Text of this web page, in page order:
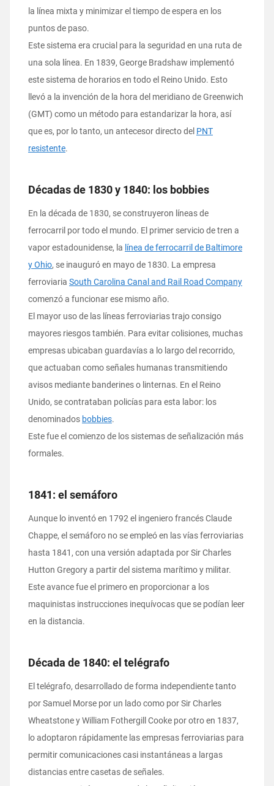
la línea mixta y minimizar el tiempo de espera en los
puntos de paso.
Este sistema era crucial para la seguridad en una ruta de
una sola línea. En 1839, George Bradshaw implementó
este sistema de horarios en todo el Reino Unido. Esto
llevó a la invención de la hora del meridiano de Greenwich
(GMT) como un método para estandarizar la hora, así
que es, por lo tanto, un antecesor directo del PNT
resistente.
Décadas de 1830 y 1840: los bobbies
En la década de 1830, se construyeron líneas de
ferrocarril por todo el mundo. El primer servicio de tren a
vapor estadounidense, la línea de ferrocarril de Baltimore
y Ohio, se inauguró en mayo de 1830. La empresa
ferroviaria South Carolina Canal and Rail Road Company
comenzó a funcionar ese mismo año.
El mayor uso de las líneas ferroviarias trajo consigo
mayores riesgos también. Para evitar colisiones, muchas
empresas ubicaban guardavías a lo largo del recorrido,
que actuaban como señales humanas transmitiendo
avisos mediante banderines o linternas. En el Reino
Unido, se contrataban policías para esta labor: los
denominados bobbies.
Este fue el comienzo de los sistemas de señalización más
formales.
1841: el semáforo
Aunque lo inventó en 1792 el ingeniero francés Claude
Chappe, el semáforo no se empleó en las vías ferroviarias
hasta 1841, con una versión adaptada por Sir Charles
Hutton Gregory a partir del sistema marítimo y militar.
Este avance fue el primero en proporcionar a los
maquinistas instrucciones inequívocas que se podían leer
en la distancia.
Década de 1840: el telégrafo
El telégrafo, desarrollado de forma independiente tanto
por Samuel Morse por un lado como por Sir Charles
Wheatstone y William Fothergill Cooke por otro en 1837,
lo adoptaron rápidamente las empresas ferroviarias para
permitir comunicaciones casi instantáneas a largas
distancias entre casetas de señales.